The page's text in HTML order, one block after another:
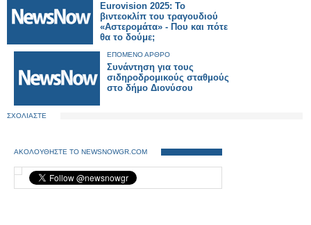
Eurovision 2025: Το
βιντεοκλίπ του τραγουδιού
«Αστερομάτα» - Που και πότε
θα το δούμε;
ΕΠΟΜΕΝΟ ΑΡΘΡΟ
Συνάντηση για τους
σιδηροδρομικούς σταθμούς
στο δήμο Διονύσου
ΣΧΟΛΙΑΣΤΕ
ΑΚΟΛΟΥΘΗΣΤΕ ΤΟ NEWSNOWGR.COM